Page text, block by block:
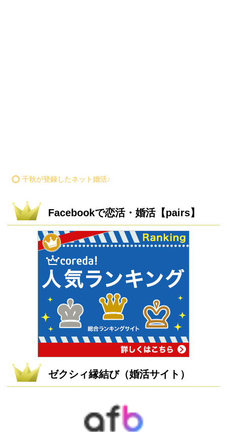
千秋が登録したネット婚活♪
Facebookで恋活・婚活【pairs】
ゼクシィ縁結び（婚活サイト）